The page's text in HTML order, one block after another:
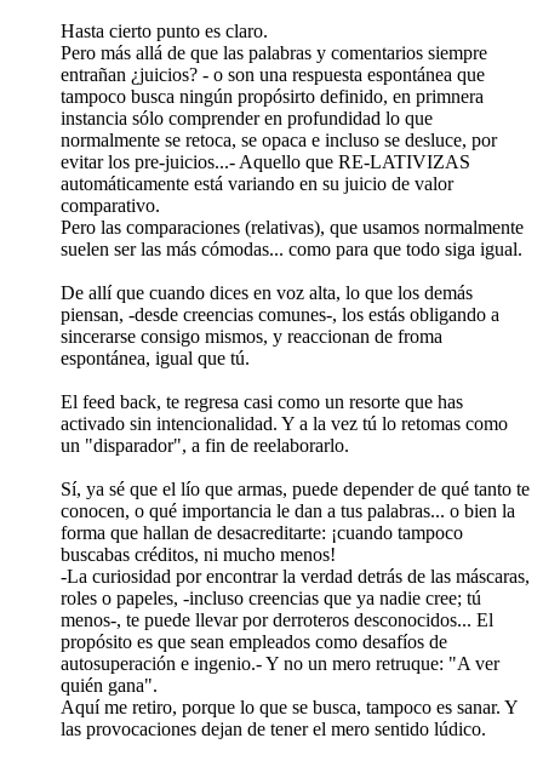
Hasta cierto punto es claro.
Pero más allá de que las palabras y comentarios siempre
entrañan ¿juicios? - o son una respuesta espontánea que
tampoco busca ningún propósirto definido, en primnera
instancia sólo comprender en profundidad lo que
normalmente se retoca, se opaca e incluso se desluce, por
evitar los pre-juicios...- Aquello que RE-LATIVIZAS
automáticamente está variando en su juicio de valor
comparativo.
Pero las comparaciones (relativas), que usamos normalmente
suelen ser las más cómodas... como para que todo siga igual.
De allí que cuando dices en voz alta, lo que los demás
piensan, -desde creencias comunes-, los estás obligando a
sincerarse consigo mismos, y reaccionan de froma
espontánea, igual que tú.
El feed back, te regresa casi como un resorte que has
activado sin intencionalidad. Y a la vez tú lo retomas como
un "disparador", a fin de reelaborarlo.
Sí, ya sé que el lío que armas, puede depender de qué tanto te
conocen, o qué importancia le dan a tus palabras... o bien la
forma que hallan de desacreditarte: ¡cuando tampoco
buscabas créditos, ni mucho menos!
-La curiosidad por encontrar la verdad detrás de las máscaras,
roles o papeles, -incluso creencias que ya nadie cree; tú
menos-, te puede llevar por derroteros desconocidos... El
propósito es que sean empleados como desafíos de
autosuperación e ingenio.- Y no un mero retruque: "A ver
quién gana".
Aquí me retiro, porque lo que se busca, tampoco es sanar. Y
las provocaciones dejan de tener el mero sentido lúdico.